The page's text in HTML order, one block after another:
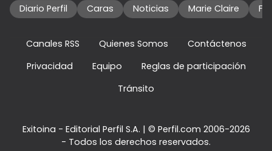
Diario Perfil Caras Noticias Marie Claire
Canales RSS Quienes Somos
Contáctenos
Privacidad
Equipo
Reglas de participación
Tránsito
Exitoina - Editorial Perfil S.A. | © Perfil.com 2006-2026
- Todos los derechos reservados.